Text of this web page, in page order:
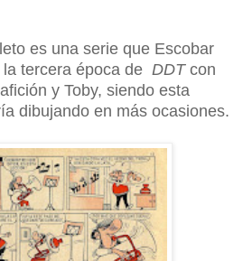
es una serie que Escobar
tercera época de DDTcon
y Toby, siendo esta
dibujando en más ocasiones.